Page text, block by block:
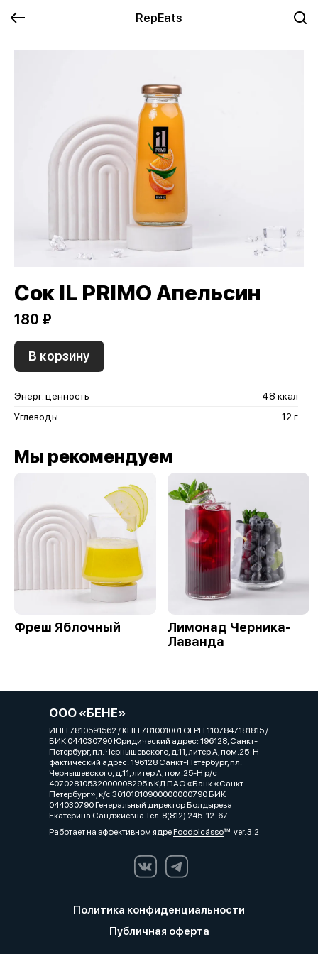
RepEats
Сок IL PRIMO Апельсин
180 ₽
В корзину
Энерг. ценность
48 ккал
Углеводы
12 г
Мы рекомендуем
Фреш Яблочный
Лимонад Черника-
Лаванда
ООО «БЕНЕ»
ИНН 7810591562 / КПП 781001001 ОГРН 1107847181815 /
БИК 044030790 Юридический адрес: 196128, Санкт-
Петербург, пл. Чернышевского, д.11, литер А, пом.25-Н
фактический адрес: 196128 Санкт-Петербург, пл.
Чернышевского, д.11, литер А, пом.25-Н р/с
40702810532000008295 в КД ПАО «Банк «Санкт-
Петербург», к/с 30101810900000000790 БИК
044030790 Генеральный директор Болдырева
Екатерина Санджиевна Тел. 8(812) 245-12-67
Работает на эффективном ядреFoodpicássover. 3.2
Политика конфиденциальности
Публичная оферта